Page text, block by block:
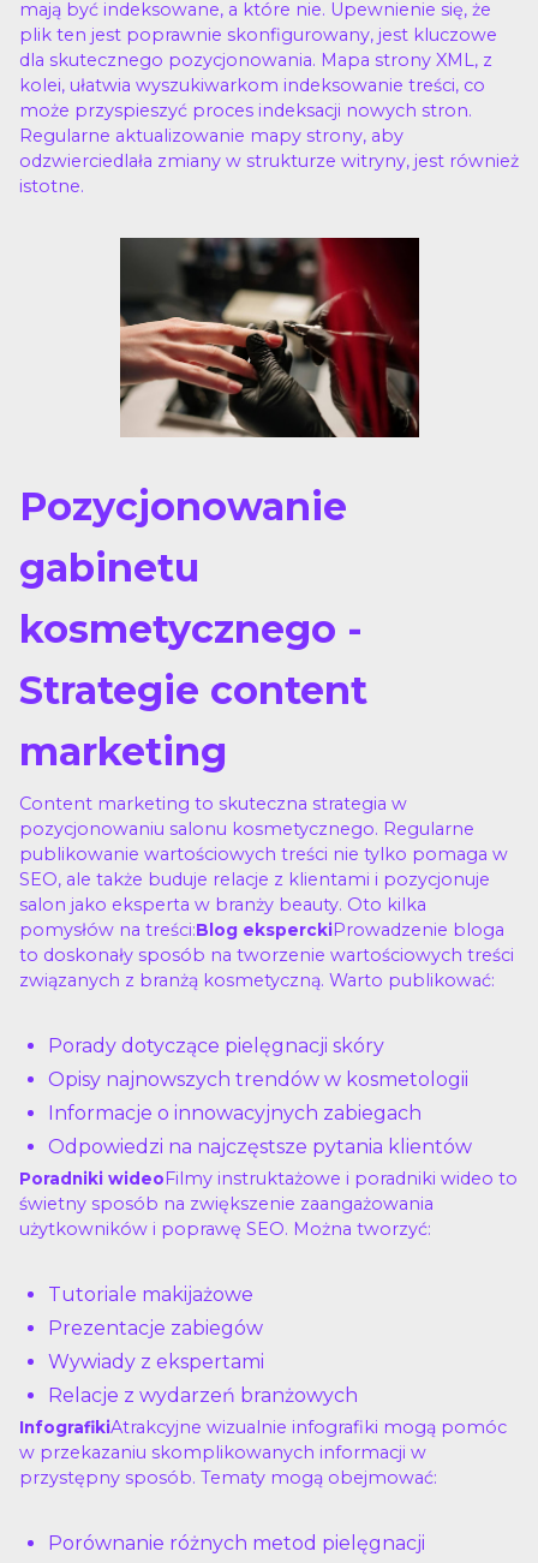
mają być indeksowane, a które nie. Upewnienie się, że
plik ten jest poprawnie skonfigurowany, jest kluczowe
dla skutecznego pozycjonowania. Mapa strony XML, z
kolei, ułatwia wyszukiwarkom indeksowanie treści, co
może przyspieszyć proces indeksacji nowych stron.
Regularne aktualizowanie mapy strony, aby
odzwierciedlała zmiany w strukturze witryny, jest również
istotne.
Pozycjonowanie
gabinetu
kosmetycznego -
Strategie content
marketing
Content marketing to skuteczna strategia w
pozycjonowaniu salonu kosmetycznego. Regularne
publikowanie wartościowych treści nie tylko pomaga w
SEO, ale także buduje relacje z klientami i pozycjonuje
salon jako eksperta w branży beauty. Oto kilka
pomysłów na treści:Blog eksperckiProwadzenie bloga
to doskonały sposób na tworzenie wartościowych treści
związanych z branżą kosmetyczną. Warto publikować:
Porady dotyczące pielęgnacji skóry
Opisy najnowszych trendów w kosmetologii
Informacje o innowacyjnych zabiegach
Odpowiedzi na najczęstsze pytania klientów
Poradniki wideoFilmy instruktażowe i poradniki wideo to
świetny sposób na zwiększenie zaangażowania
użytkowników i poprawę SEO. Można tworzyć:
Tutoriale makijażowe
Prezentacje zabiegów
Wywiady z ekspertami
Relacje z wydarzeń branżowych
InfografikiAtrakcyjne wizualnie infografiki mogą pomóc
w przekazaniu skomplikowanych informacji w
przystępny sposób. Tematy mogą obejmować:
Porównanie różnych metod pielęgnacji